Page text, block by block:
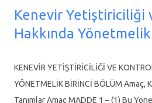
yoluyla elde edilen veriler
kullanılan veriler 2018 - 2019 üretim
ayrılmış ve birim alandan elde ettikleri
karşılaştırılmıştır. Dünya ve Türkiye
ithalatındaki gelecek dönemli
Kenevir Yetiştiriciliği
Hakkında Yönetmelik
KENEVİR YETİŞTİRİCİLİĞİ VE
YÖNETMELİK BİRİNCİ BÖLÜM Amaç,
Tanımlar Amaç MADDE 1 – (1) Bu